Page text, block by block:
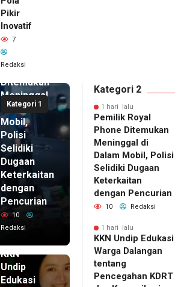
Pikir
Inovatif
7
Redaksi
Kategori 1
Pemilik
Royal
Phone
Ditemukan
Meninggal
di Dalam
Mobil,
Polisi
Selidiki
Dugaan
Keterkaitan
dengan
Pencurian
10
Redaksi
KKN
Undip
Edukasi
Kategori 2
1 hari lalu
Pemilik Royal
Phone Ditemukan
Meninggal di
Dalam Mobil, Polisi
Selidiki Dugaan
Keterkaitan
dengan Pencurian
10 Redaksi
1 hari lalu
KKN Undip Edukasi
Warga Dalangan
tentang
Pencegahan KDRT